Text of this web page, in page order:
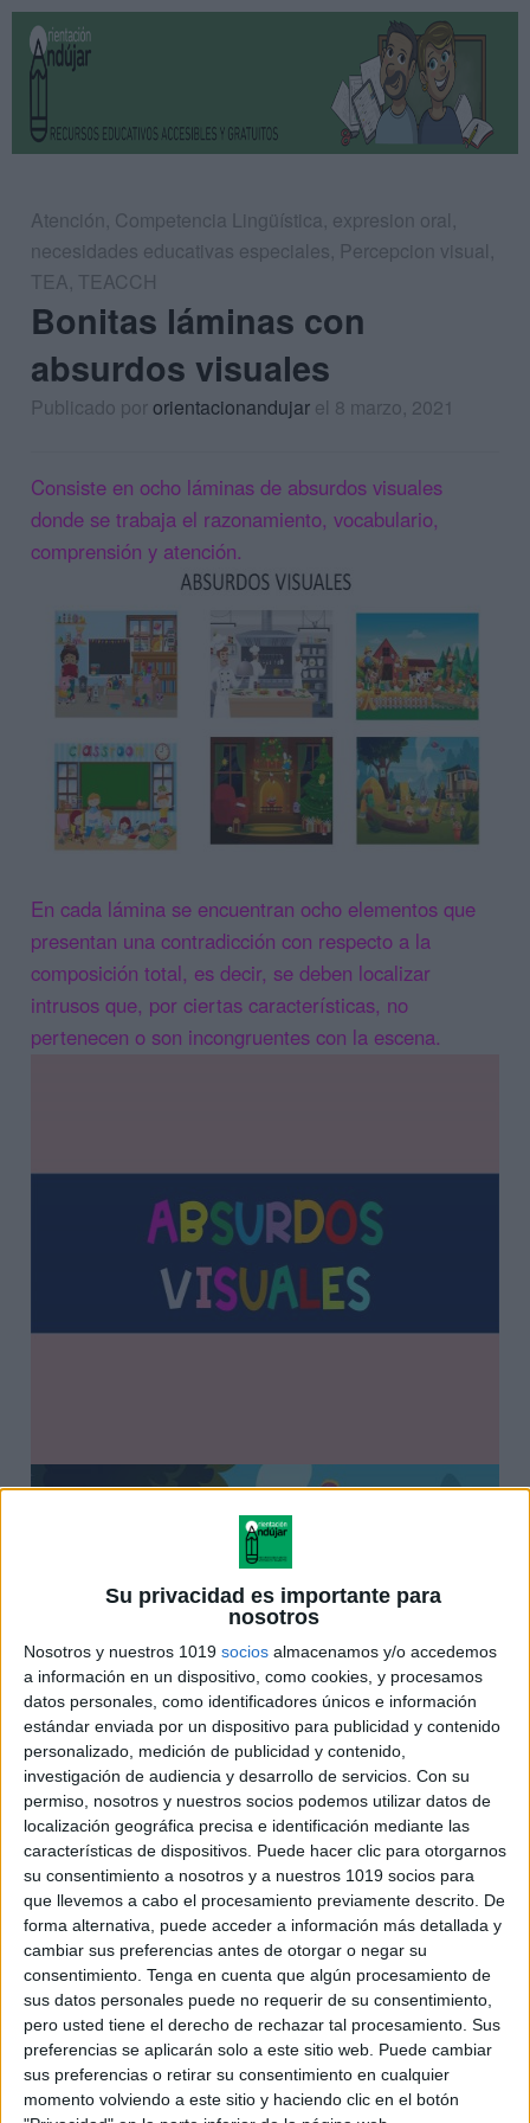
Su privacidad es importante para
nosotros
Nosotros y nuestros 1019 socios almacenamos y/o accedemos
a información en un dispositivo, como cookies, y procesamos
datos personales, como identificadores únicos e información
estándar enviada por un dispositivo para publicidad y contenido
personalizado, medición de publicidad y contenido,
investigación de audiencia y desarrollo de servicios. Con su
permiso, nosotros y nuestros socios podemos utilizar datos de
localización geográfica precisa e identificación mediante las
características de dispositivos. Puede hacer clic para otorgarnos
su consentimiento a nosotros y a nuestros 1019 socios para
que llevemos a cabo el procesamiento previamente descrito. De
forma alternativa, puede acceder a información más detallada y
cambiar sus preferencias antes de otorgar o negar su
consentimiento. Tenga en cuenta que algún procesamiento de
sus datos personales puede no requerir de su consentimiento,
pero usted tiene el derecho de rechazar tal procesamiento. Sus
preferencias se aplicarán solo a este sitio web. Puede cambiar
sus preferencias o retirar su consentimiento en cualquier
momento volviendo a este sitio y haciendo clic en el botón
Atención, Competencia Lingüística, expresion oral,
necesidades educativas especiales, Percepcion visual,
TEA, TEACCH
Bonitas láminas con
absurdos visuales
Publicado pororientacionandujar el 8 marzo, 2021
Consiste en ocho láminas de absurdos visuales
donde se trabaja el razonamiento, vocabulario,
comprensión y atención.
En cada lámina se encuentran ocho elementos que
presentan una contradicción con respecto a la
composición total, es decir, se deben localizar
intrusos que, por ciertas características, no
pertenecen o son incongruentes con la escena.